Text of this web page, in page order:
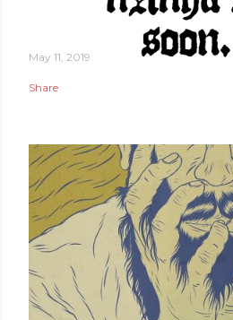
May 11, 2019
Share